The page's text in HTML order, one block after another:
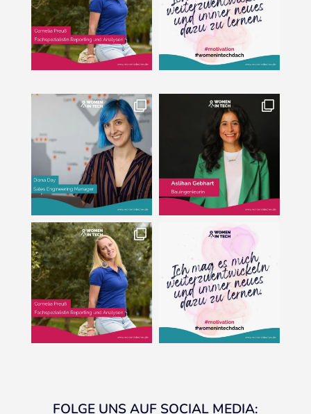
FOLGE UNS AUF SOCIAL MEDIA: